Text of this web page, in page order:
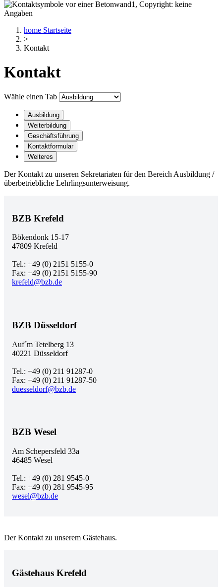
home Startseite
>
Kontakt
Kontakt
Wähle einen Tab
Ausbildung
Weiterbildung
Geschäftsführung
Kontaktformular
Weiteres
Der Kontakt zu unseren Sekretariaten für den Bereich Ausbildung /
überbetriebliche Lehrlingsunterweisung.
BZB Krefeld
Bökendonk 15-17
47809 Krefeld
Tel.: +49 (0) 2151 5155-0
Fax: +49 (0) 2151 5155-90
krefeld@bzb.de
BZB Düsseldorf
Auf´m Tetelberg 13
40221 Düsseldorf
Tel.: +49 (0) 211 91287-0
Fax: +49 (0) 211 91287-50
duesseldorf@bzb.de
BZB Wesel
Am Schepersfeld 33a
46485 Wesel
Tel.: +49 (0) 281 9545-0
Fax: +49 (0) 281 9545-95
wesel@bzb.de
Der Kontakt zu unserem Gästehaus.
Gästehaus Krefeld